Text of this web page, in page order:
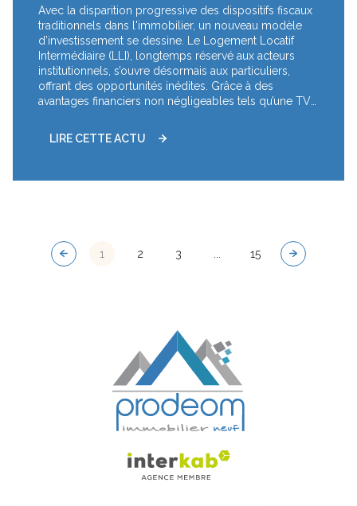
alternative attract...
Avec la disparition progressive des dispositifs fiscaux
traditionnels dans l'immobilier, un nouveau modèle
d’investissement se dessine. Le Logement Locatif
Intermédiaire (LLI), longtemps réservé aux acteurs
institutionnels, s’ouvre désormais aux particuliers,
offrant des opportunités inédites. Grâce à des
avantages financiers non négligeables tels qu’une TVA
d’impôt sur la taxe foncière pendant deux décennies,
le LLI pourrait bien révolutionner l’investissement
LIRE CETTE ACTU
1 2 3 15